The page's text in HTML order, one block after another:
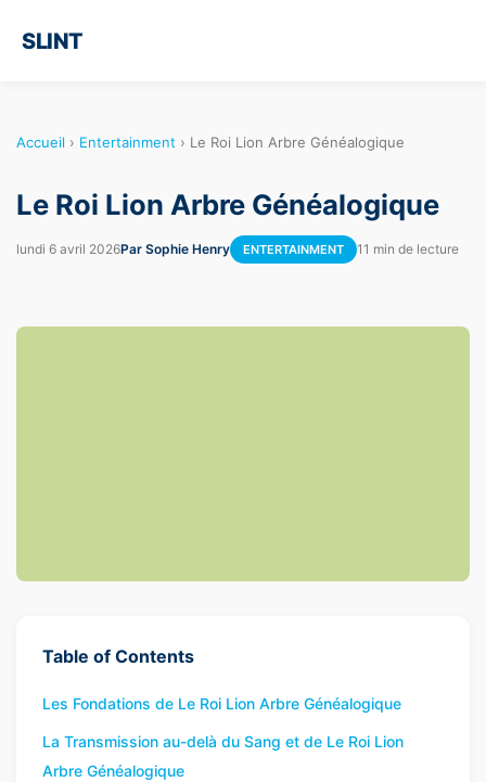
SLINT
Accueil › Entertainment › Le Roi Lion Arbre Généalogique
Le Roi Lion Arbre Généalogique
lundi 6 avril 2026Par Sophie Henry ENTERTAINMENT 11 min de lecture
Table of Contents
Les Fondations de Le Roi Lion Arbre Généalogique
La Transmission au-delà du Sang et de Le Roi Lion
Arbre Généalogique